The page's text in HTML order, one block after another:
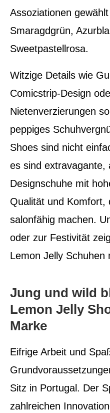
Assoziationen
Smaragdgrün,
Sweetpastellrosa.
Witzige Details wie
Comicstrip-Design
Nietenverzierungen
peppiges
Shoes sind nicht
es sind extravagante,
Designschuhe mit
Qualität und Komfort,
salonfähig machen.
oder zur Festivität
Lemon Jelly Schuhen
Jung und wild
Lemon Jelly
Marke
Eifrige Arbeit und
Sitz in Portugal. Der
zahlreichen